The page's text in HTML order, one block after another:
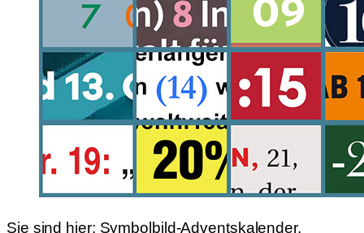
Sie sind hier: Symbolbild-Adventskalender,